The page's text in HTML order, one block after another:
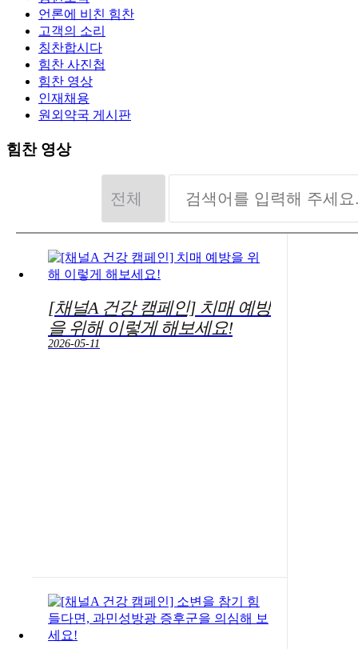
언론에 비친 힘찬
고객의 소리
칭찬합시다
힘찬 사진첩
힘찬 영상
인재채용
원외약국 게시판
힘찬 영상
[채널A 건강 캠페인] 치매 예방
을 위해 이렇게 해보세요!
2026-05-11